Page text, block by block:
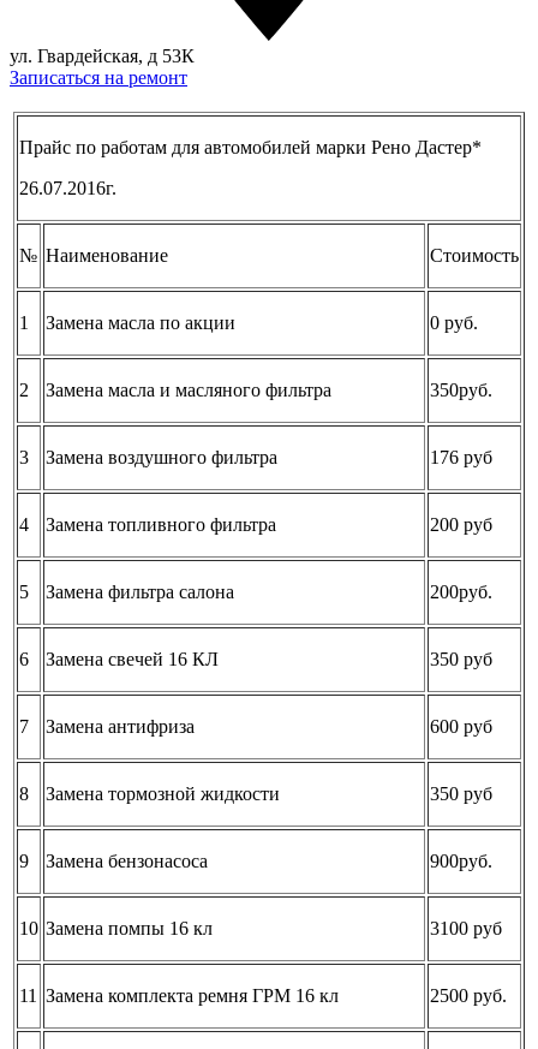
ул. Гвардейская, д 53К
Записаться на ремонт
Прайс по работам для автомобилей марки Рено Дастер*
26.07.2016г.
№ Наименование Стоимость
1 Замена масла по акции 0 руб.
2 Замена масла и масляного фильтра 350руб.
3 Замена воздушного фильтра 176 руб
4 Замена топливного фильтра 200 руб
5 Замена фильтра салона 200руб.
6 Замена свечей 16 КЛ 350 руб
7 Замена антифриза 600 руб
8 Замена тормозной жидкости 350 руб
9 Замена бензонасоса 900руб.
10 Замена помпы 16 кл 3100 руб
11 Замена комплекта ремня ГРМ 16 кл 2500 руб.